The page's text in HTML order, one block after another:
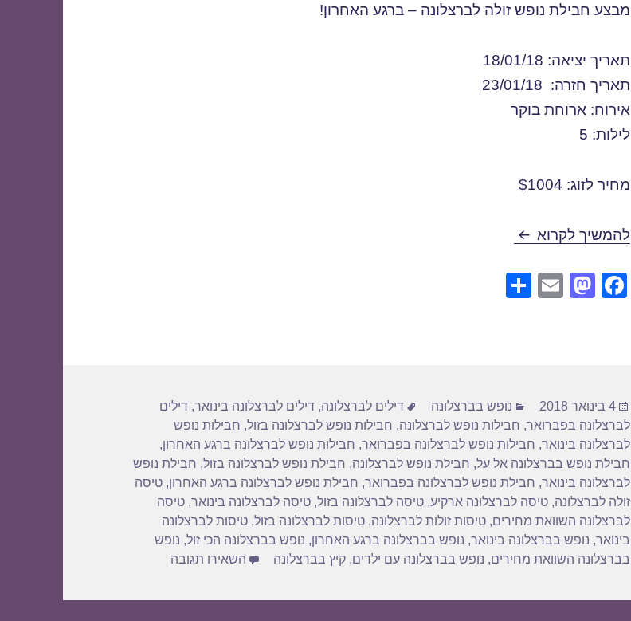
מבצע חבילת נופש זולה לברצלונה – ברגע האחרון!
תאריך יציאה: 18/01/18
תאריך חזרה: 23/01/18
אירוח: ארוחת בוקר
לילות: 5
מחיר לזוג: $1004
להמשיך לקרוא חבילות נופש לברצלונה בינואר 18/01/2018
F
o
o
k
M
o
n
E
פורסם
בתאריך
4 בינואר 2018 קטגוריות
נופש בברצלונה תגיות
דילים לברצלונה,דילים לברצלונה בינואר,דילים
לברצלונה בפברואר, חבילות נופש לברצלונה, חבילות נופש לברצלונה בזול, חבילות נופש
לברצלונה בינואר, חבילות נופש לברצלונה בפברואר, חבילות נופש לברצלונה ברגע האחרון,
חבילת נופש בברצלונה אל על, חבילת נופש לברצלונה, חבילת נופש לברצלונה בזול, חבילת נופש
לברצלונה בינואר, חבילת נופש לברצלונה בפברואר, חבילת נופש לברצלונה ברגע האחרון,טיסה
זולה לברצלונה,טיסה לברצלונה ארקיע,טיסה לברצלונה בזול,טיסה לברצלונה בינואר,טיסה
לברצלונה השוואת מחירים,טיסות זולות לברצלונה,טיסות לברצלונה בזול,טיסות לברצלונה
בינואר, נופש בברצלונה בינואר, נופש בברצלונה ברגע האחרון, נופש בברצלונה הכי זול, נופש
בברצלונה השוואת מחירים, נופש בברצלונה עם ילדים,קיץ בברצלונה השאירו תגובה